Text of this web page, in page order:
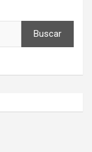
Buscar